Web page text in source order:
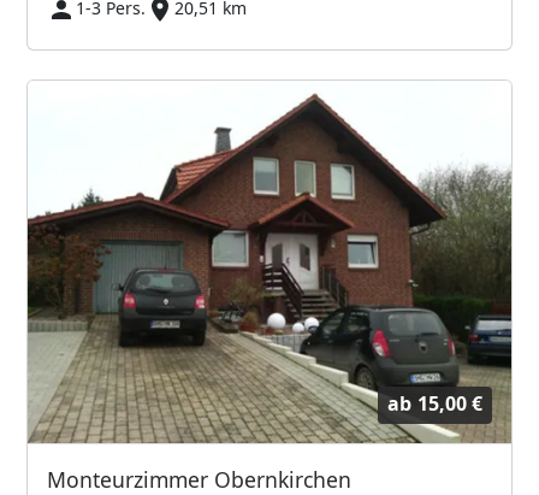
1-3 Pers.
20,51 km
ab 15,00 €
Monteurzimmer Obernkirchen